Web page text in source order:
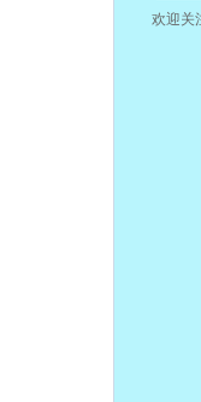
欢迎关